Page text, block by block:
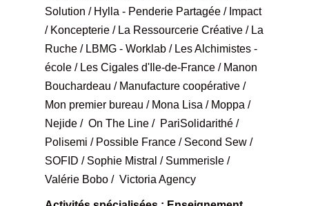
Solution / Hylla - Penderie Partagée / Impact
/ Koncepterie / La Ressourcerie Créative / La
Ruche / LBMG - Worklab / Les Alchimistes -
école / Les Cigales d'Ile-de-France / Manon
Bouchardeau / Manufacture coopérative /
Mon premier bureau / Mona Lisa / Moppa /
Nejide / On The Line / PariSolidarithé /
Polisemi / Possible France / Second Sew /
SOFID / Sophie Mistral / Summerisle /
Valérie Bobo / Victoria Agency